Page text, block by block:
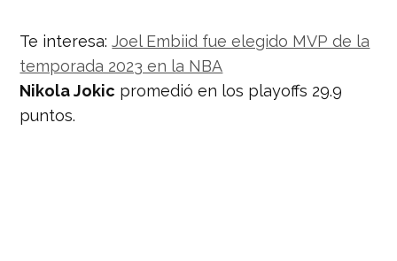
Te interesa:Joel Embiid fue elegido MVP de la
temporada 2023 en la NBA
Nikola Jokic promedió en los playoffs 29.9
puntos.